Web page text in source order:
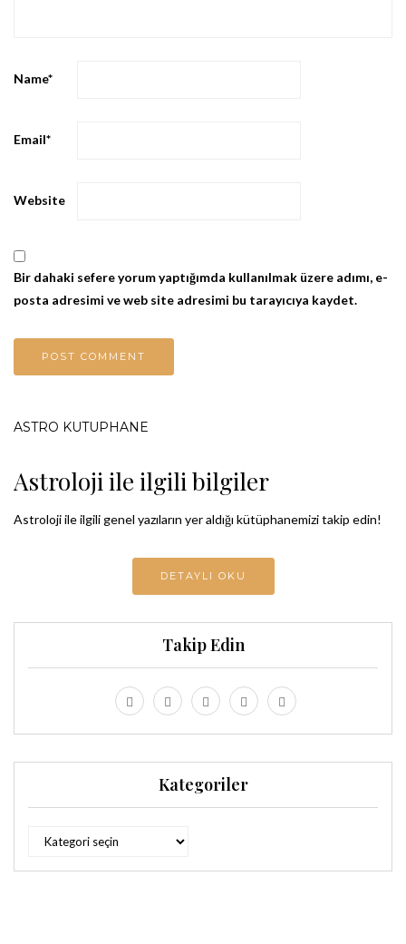
Name*
Email*
Website
Bir dahaki sefere yorum yaptığımda kullanılmak üzere adımı, e-
posta adresimi ve web site adresimi bu tarayıcıya kaydet.
ASTRO KÜTÜPHANE
Astroloji ile ilgili bilgiler
Astroloji ile ilgili genel yazıların yer aldığı kütüphanemizi takip edin!
DETAYLI OKU
Takip Edin
Kategoriler
Kategoriler